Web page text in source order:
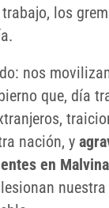
los
nos
que, día
nación, y
en
nuestra